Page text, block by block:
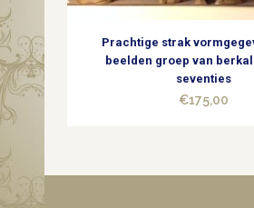
Prachtige strak
beelden groep van
seventies
€175,00